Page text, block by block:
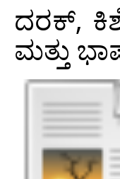
ದರಕ್,
ಮತ್ತು